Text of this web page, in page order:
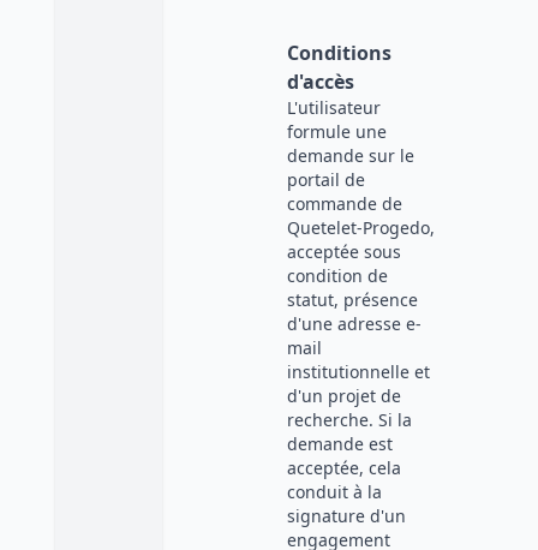
Conditions
d'accès
L'utilisateur
formule une
demande sur le
portail de
commande de
Quetelet-Progedo,
acceptée sous
condition de
statut, présence
d'une adresse e-
mail
institutionnelle et
d'un projet de
recherche. Si la
demande est
acceptée, cela
conduit à la
signature d'un
engagement